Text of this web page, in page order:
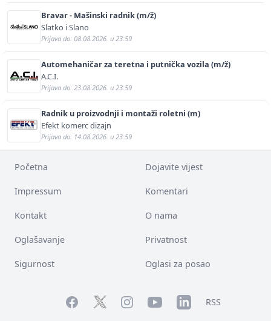
Bravar - Mašinski radnik (m/ž)
Slatko i Slano
Prijava do: 08.08.2026. u 23:59
Automehaničar za teretna i putnička vozila (m/ž)
A.C.I.
Prijava do: 23.08.2026. u 23:59
Radnik u proizvodnji i montaži roletni (m)
Efekt komerc dizajn
Prijava do: 14.08.2026. u 23:59
Početna Dojavite vijest
Impressum Komentari
Kontakt O nama
Oglašavanje Privatnost
Sigurnost Oglasi za posao
FacebookTwitterInstagramYouTubeLinkedInRSS